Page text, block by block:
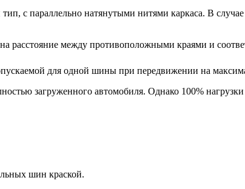
тип, с параллельно натянутыми нитями каркаса. В
между противоположными краями и
для одной шины при передвижении на
загруженного автомобиля. Однако 100%
шин краской.